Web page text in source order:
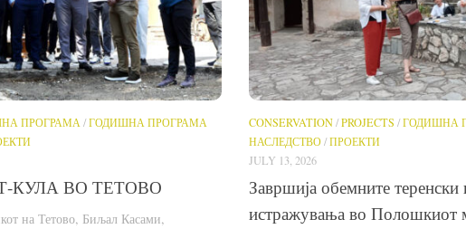
ПРОГРАМА/ГОДИШНА ПРОГРАМА
КУЛА ВО ТЕТОВО
на Тетово, Биљал Касами,
CONSERVATION/PROJECTS /ГОДИШНА
НАСЛЕДСТВО/ПРОЕКТИ
JULY 13, 2026
Завршија обемните теренски
истражувања во Полошкиот